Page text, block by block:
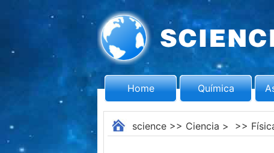
Home Química
science>> Ciencia > >>